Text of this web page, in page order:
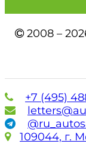
2008 –
+7 (495)
109044, г.